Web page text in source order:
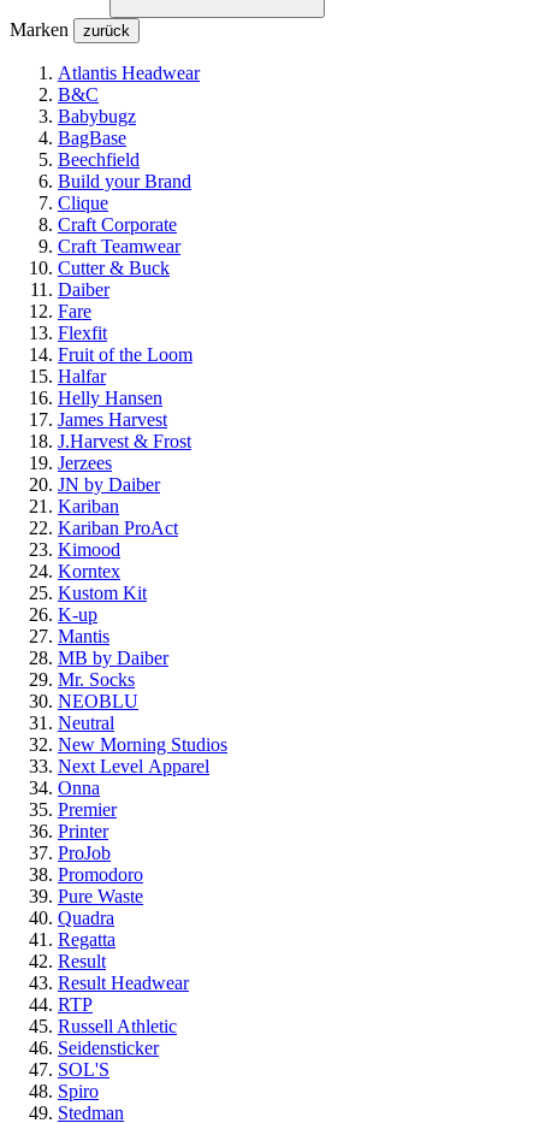
Marken zurück
Atlantis Headwear
B&C
Babybugz
BagBase
Beechfield
Build your Brand
Clique
Craft Corporate
Craft Teamwear
Cutter & Buck
Daiber
Fare
Flexfit
Fruit of the Loom
Halfar
Helly Hansen
James Harvest
J.Harvest & Frost
Jerzees
JN by Daiber
Kariban
Kariban ProAct
Kimood
Korntex
Kustom Kit
K-up
Mantis
MB by Daiber
Mr. Socks
NEOBLU
Neutral
New Morning Studios
Next Level Apparel
Onna
Premier
Printer
ProJob
Promodoro
Pure Waste
Quadra
Regatta
Result
Result Headwear
RTP
Russell Athletic
Seidensticker
SOL'S
Spiro
Stedman